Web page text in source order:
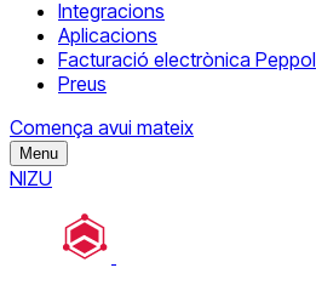
Integracions
Aplicacions
Facturació electrònica Peppol
Preus
Comença avui mateix
Menu
NIZU